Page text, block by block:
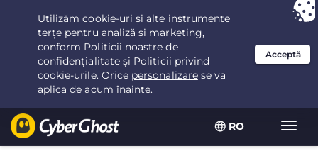
RO
Ai ales:Cea mai bună ofertăpentru 2.1666666666667ani la $